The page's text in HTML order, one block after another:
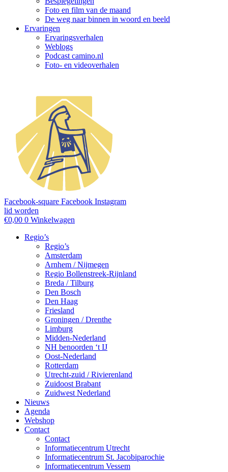
Foto en film van de maand
De weg naar binnen in woord en beeld
Ervaringen
Ervaringsverhalen
Weblogs
Podcast camino.nl
Foto- en videoverhalen
Facebook-square Facebook Instagram
lid worden
€0,00 0 Winkelwagen
Regio’s
Regio’s
Amsterdam
Arnhem / Nijmegen
Regio Bollenstreek-Rijnland
Breda / Tilburg
Den Bosch
Den Haag
Friesland
Groningen / Drenthe
Limburg
Midden-Nederland
NH benoorden ‘t IJ
Oost-Nederland
Rotterdam
Utrecht-zuid / Rivierenland
Zuidoost Brabant
Zuidwest Nederland
Nieuws
Agenda
Webshop
Contact
Contact
Informatiecentrum Utrecht
Informatiecentrum St. Jacobiparochie
Informatiecentrum Vessem